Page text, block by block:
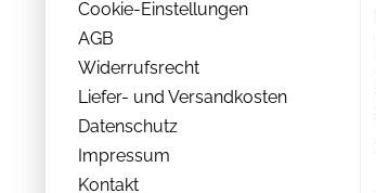
Cookie-Einstellungen
AGB
Widerrufsrecht
Liefer- und Versandkosten
Datenschutz
Impressum
Kontakt